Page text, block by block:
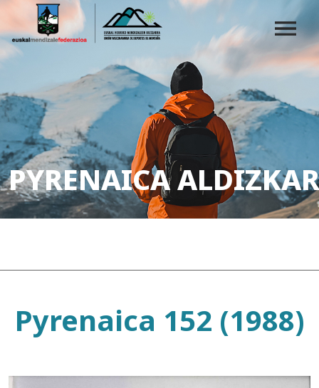
PYRENAICA
Pyrenaica 152 (1988)